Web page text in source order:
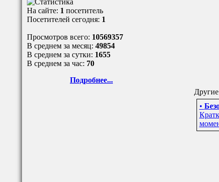
На сайте: 1 посетитель
Посетителей сегодня: 1
Просмотров всего: 10569357
В среднем за месяц: 49854
В среднем за сутки: 1655
В среднем за час: 70
Подробнее...
•